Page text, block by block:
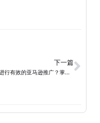
下一篇
如何进行有效的亚马逊推广？掌握以下方法！